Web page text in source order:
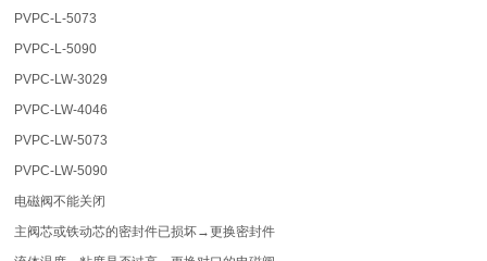
PVPC-L-5073
PVPC-L-5090
PVPC-LW-3029
PVPC-LW-4046
PVPC-LW-5073
PVPC-LW-5090
电磁阀不能关闭
主阀芯或铁动芯的密封件已损坏→更换密封件